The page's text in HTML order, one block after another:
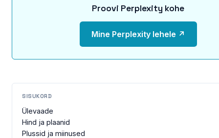
Proovi Perplexity kohe
Mine Perplexity lehele ↗
SISUKORD
Ülevaade
Hind ja plaanid
Plussid ja miinused